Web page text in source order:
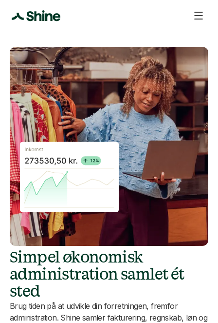
Simpel økonomisk
administration samlet ét
sted
Brug tiden på at udvikle din forretningen, fremfor
administration. Shine samler fakturering, regnskab, løn og